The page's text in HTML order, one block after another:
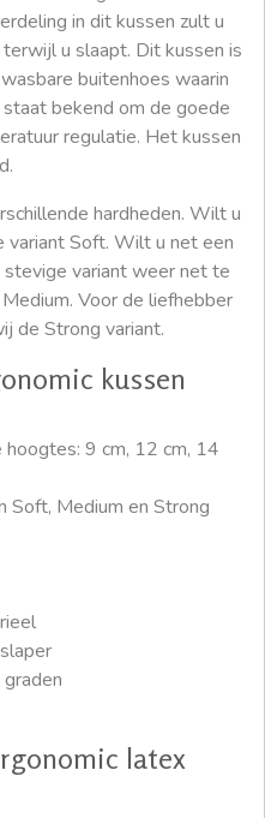
in dit kussen zult u
u slaapt. Dit kussen is
buitenhoes waarin
bekend om de goede
regulatie. Het kussen
hardheden. Wilt u
variant Soft. Wilt u net een
stevige variant weer net te
Voor de liefhebber
de Strong variant.
kussen
hoogtes: 9 cm, 12 cm, 14
Soft, Medium en Strong
latex